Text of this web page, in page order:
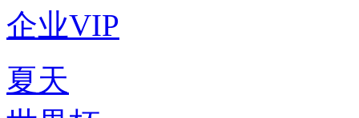
企业VIP
夏天